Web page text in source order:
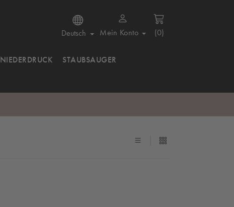
Deutsch Mein Konto (0)
NIEDERDRUCK STAUBSAUGER